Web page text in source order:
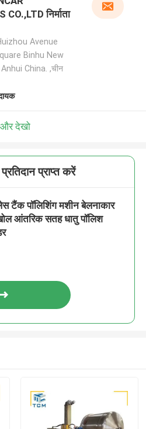
निर्माता
Avenue
Binhu New
China. ,चीन
और देखो
प्राप्त करें
टैंक पॉलिशिंग मशीन बेलनाकार
आंतरिक सतह धातु पॉलिश